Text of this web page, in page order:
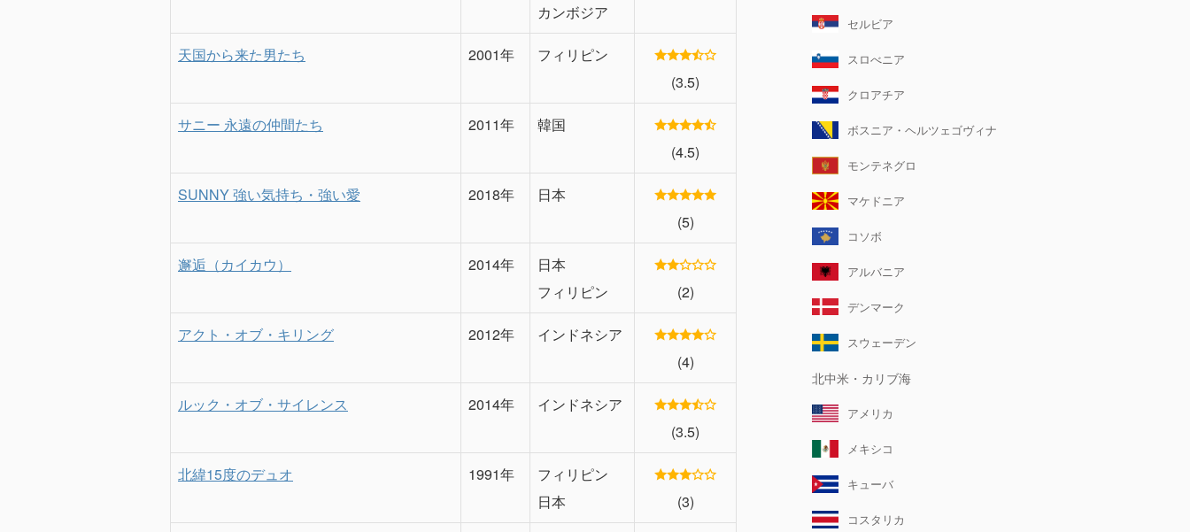
カンボジア
天国から来た男たち 2001年
フィリピン
(3.5)
サニー 永遠の仲間たち 2011年
韓国
(4.5)
SUNNY 強い気持ち・強い愛 2018年
日本
(5)
邂逅（カイカウ） 2014年
日本
フィリピン
(2)
アクト・オブ・キリング 2012年
インドネシア
(4)
ルック・オブ・サイレンス 2014年
インドネシア
(3.5)
北緯15度のデュオ 1991年
フィリピン
日本
(3)
セルビア
スロべニア
クロアチア
ボスニア・ヘルツェゴヴィナ
モンテネグロ
マケドニア
コソボ
アルバニア
デンマーク
スウェーデン
北中米・カリブ海
アメリカ
メキシコ
キューバ
コスタリカ